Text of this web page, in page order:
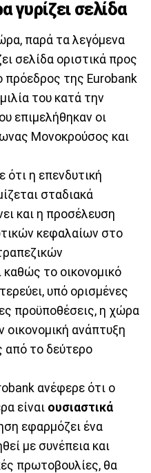
σελίδα
παρά τα λεγόμενα
σελίδα οριστικά προς
πρόεδρος της Eurobank
του κατά την
επιμελήθηκαν οι
Μονοκρούσος και
ότι η επενδυτική
σταδιακά
και η προσέλευση
κεφαλαίων στο
το οικονομικό
υπό ορισμένες
προϋποθέσεις, η χώρα
οικονομική ανάπτυξη
από το δεύτερο
ανέφερε ότι ο
είναι ουσιαστικά
εφαρμόζει ένα
με συνέπεια και
πρωτοβουλίες, θα